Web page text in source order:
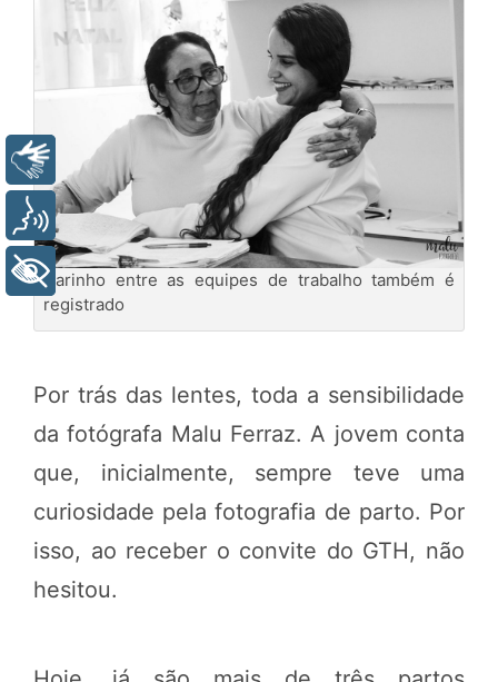
Carinho entre as equipes de trabalho também é
registrado
Por trás das lentes, toda a sensibilidade
da fotógrafa Malu Ferraz. A jovem conta
que, inicialmente, sempre teve uma
curiosidade pela fotografia de parto. Por
isso, ao receber o convite do GTH, não
hesitou.
Libras
Voz
+ Acessibilidade